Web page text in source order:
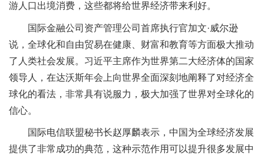
游人口出境消费，这些都将给世界经济带来利好。
国际金融公司资产管理公司首席执行官加文·威尔逊
说，全球化和自由贸易在健康、财富和教育等方面极大推动
了人类社会发展。习近平主席作为世界第二大经济体的国家
领导人，在达沃斯年会上向世界全面深刻地阐释了对经济全
球化的看法，非常具有说服力，极大加强了世界对全球化的
信心。
国际电信联盟秘书长赵厚麟表示，中国为全球经济发展
提供了非常成功的典范，这种示范作用可以提升很多发展中